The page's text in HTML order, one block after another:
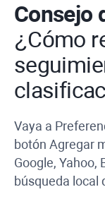
Consejo
¿Cómo
Vaya a
botón Agregar
Google, Yahoo,
búsqueda local